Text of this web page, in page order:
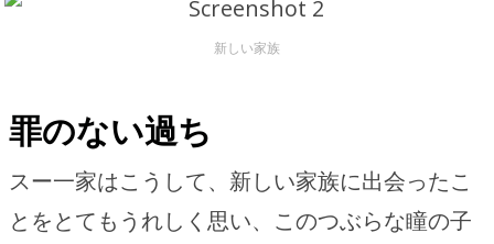
新しい家族
罪のない過ち
スー一家はこうして、新しい家族に出会ったこ
とをとてもうれしく思い、このつぶらな瞳の子